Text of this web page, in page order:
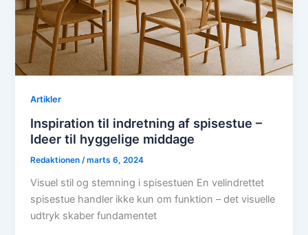
Artikler
Inspiration til indretning af spisestue –
Ideer til hyggelige middage
Redaktionen/marts 6, 2024
Visuel stil og stemning i spisestuen En velindrettet
spisestue handler ikke kun om funktion – det visuelle
udtryk skaber fundamentet